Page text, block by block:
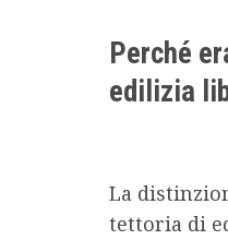
Perché
edilizia
La
tettoria di